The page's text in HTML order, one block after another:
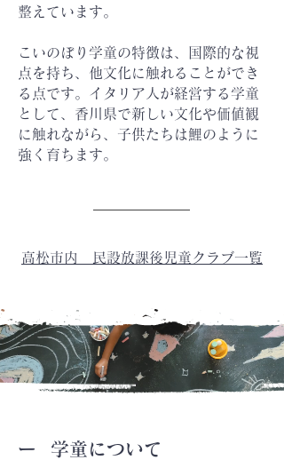
整えています。
こいのぼり学童の特徴は、国際的な視
点を持ち、他文化に触れる ことができ
る点です。イタリア人が経営する学童
として、 香川県で新しい文化や価値観
に触れながら、 子供たちは鯉のように
強く育ちます。
高松市内 民設放課後児童クラブ一覧
ー 学童について